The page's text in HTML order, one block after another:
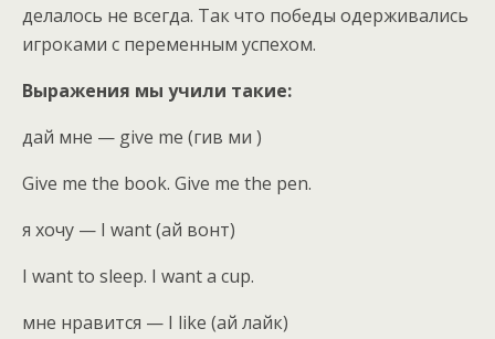
делалось не всегда. Так что победы одерживались
игроками с переменным успехом.
Выражения мы учили такие:
дай мне — give me (гив ми )
Give me the book. Give me the pen.
я хочу — I want (ай вонт)
I want to sleep. I want а cup.
мне нравится — I like (ай лайк)